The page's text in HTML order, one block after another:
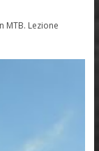
MTB. Lezione